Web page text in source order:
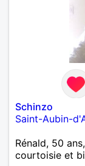
Schinzo
Saint-Aubin-
Rénald, 50
courtoisie et